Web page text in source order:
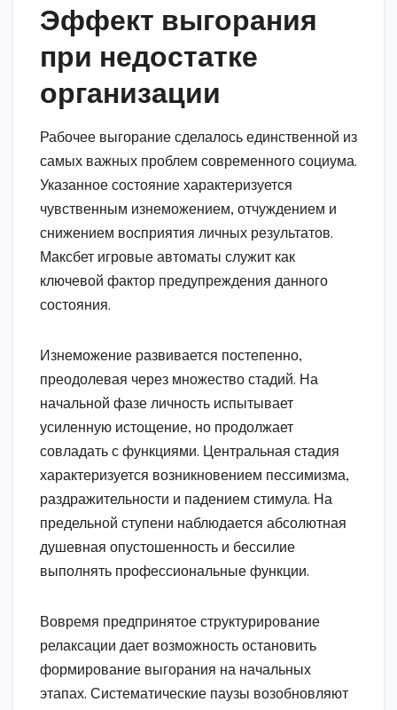
Эффект выгорания
при недостатке
организации
Рабочее выгорание сделалось единственной из
самых важных проблем современного социума.
Указанное состояние характеризуется
чувственным изнеможением, отчуждением и
снижением восприятия личных результатов.
Максбет игровые автоматы служит как
ключевой фактор предупреждения данного
состояния.
Изнеможение развивается постепенно,
преодолевая через множество стадий. На
начальной фазе личность испытывает
усиленную истощение, но продолжает
совладать с функциями. Центральная стадия
характеризуется возникновением пессимизма,
раздражительности и падением стимула. На
предельной ступени наблюдается абсолютная
душевная опустошенность и бессилие
выполнять профессиональные функции.
Вовремя предпринятое структурирование
релаксации дает возможность остановить
формирование выгорания на начальных
этапах. Систематические паузы возобновляют